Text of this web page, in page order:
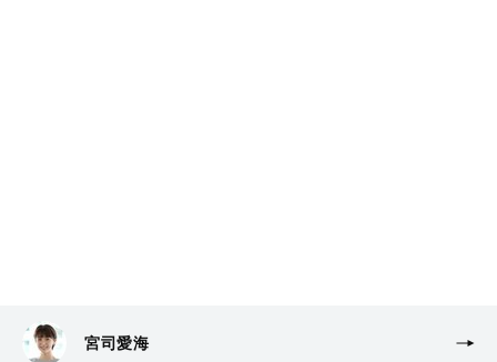
宮司愛海